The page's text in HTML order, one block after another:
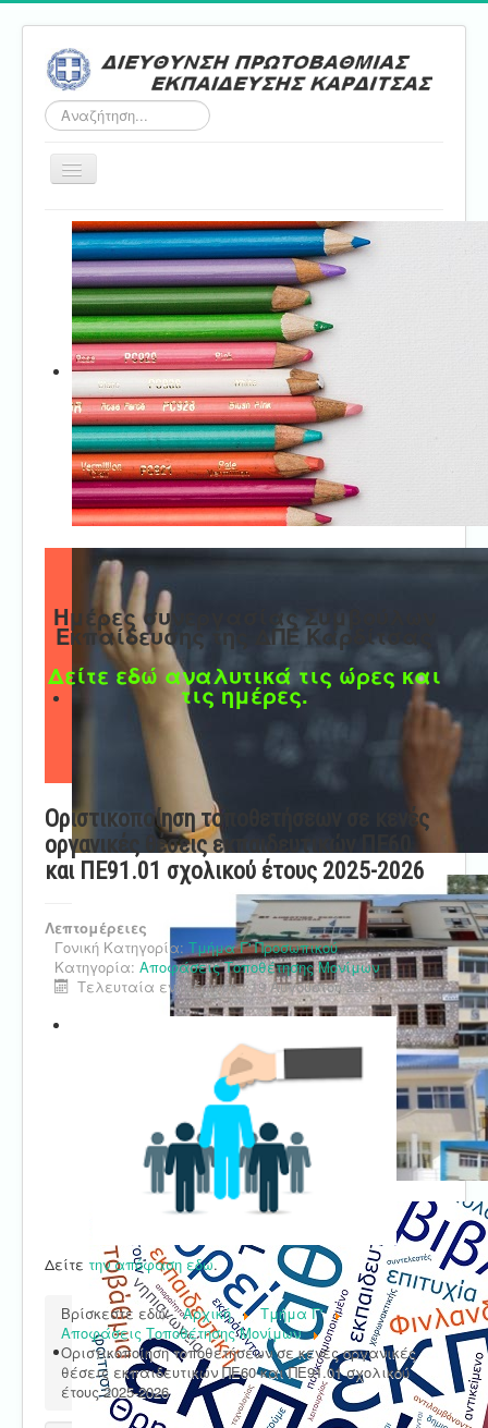
Αναζήτηση...
Εναλλαγή
Αρχική
ΔΠΕ
Τμήμα Α'
Τμήμα Β'
Τμήμα Γ'
Τμήμα Δ'
Τμήμα E'
Επικοινωνία
Ημέρες συνεργασίας Συμβούλων
Εκπαίδευσης της ΔΠΕ Καρδίτσας
Δείτε εδώ αναλυτικά τις ώρες και
τις ημέρες.
Οριστικοποίηση τοποθετήσεων σε κενές
οργανικές θέσεις εκπαιδευτικών ΠΕ60
και ΠΕ91.01 σχολικού έτους 2025-2026
Λεπτομέρειες
Γονική Κατηγορία:Τμήμα Γ' Προσωπικού
Κατηγορία: Αποφάσεις Τοποθέτησης Μονίμων
Τελευταία ενημέρωση : 19 Αυγούστου 2025
Δείτε την απόφαση εδώ.
Βρίσκεστε εδώ: Αρχική
Τμήμα Γ'
Αποφάσεις Τοποθέτησης Μονίμων
Οριστικοποίηση τοποθετήσεων σε κενές οργανικές
θέσεις εκπαιδευτικών ΠΕ60 και ΠΕ91.01 σχολικού
έτους 2025-2026